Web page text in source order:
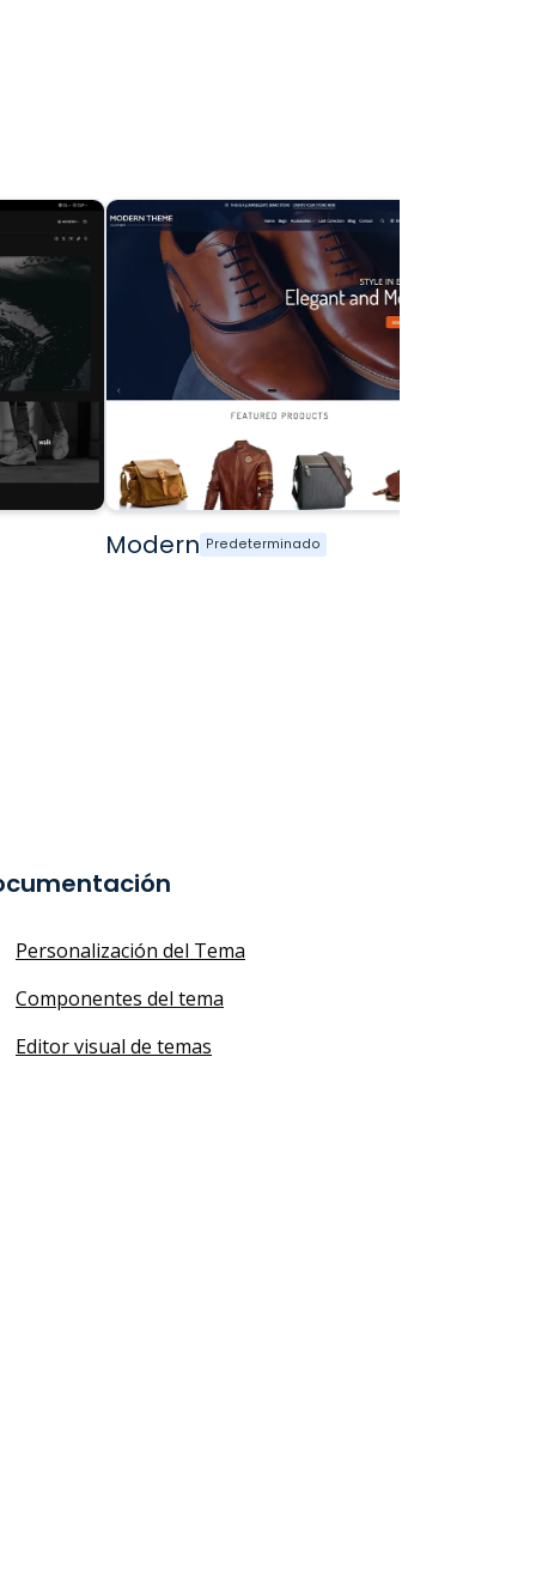
Modern Predeterminado
Personalización del Tema
Componentes del tema
Editor visual de temas